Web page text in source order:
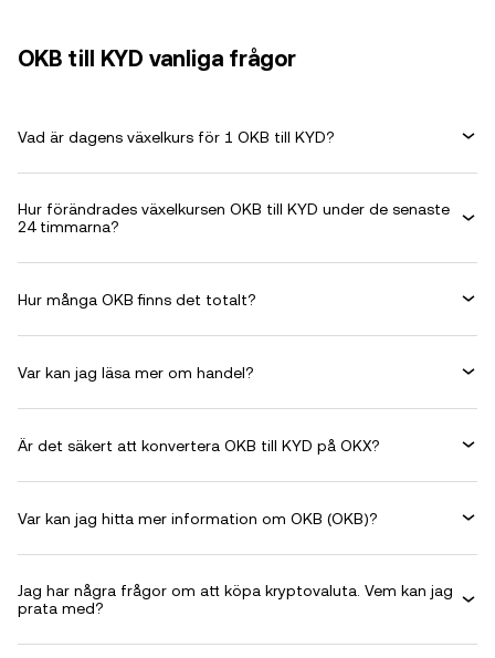
OKB till KYD vanliga frågor
Vad är dagens växelkurs för 1 OKB till KYD?
Hur förändrades växelkursen OKB till KYD under de senaste
24 timmarna?
Hur många OKB finns det totalt?
Var kan jag läsa mer om handel?
Är det säkert att konvertera OKB till KYD på OKX?
Var kan jag hitta mer information om OKB (OKB)?
Jag har några frågor om att köpa kryptovaluta. Vem kan jag
prata med?